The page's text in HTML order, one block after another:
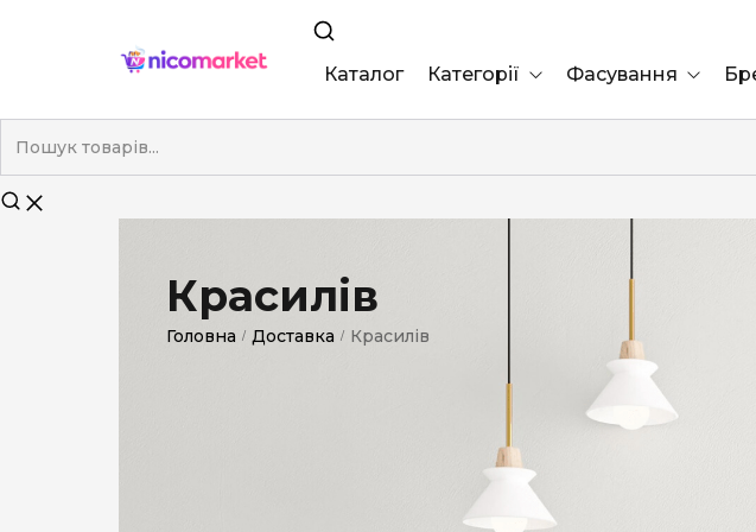
Каталог Категорії
Без фільтра
Смакові (капсула)
Фасування
Красилів
Головна / Доставка / Красилів